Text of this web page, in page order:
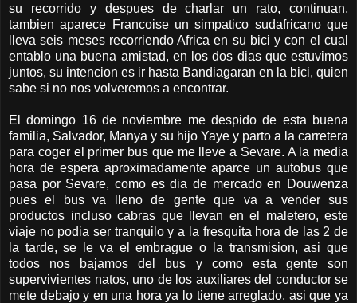
su recorrido y despues de charlar un rato, continuan,
tambien aparece Francoise un simpatico sudafricano que
lleva seis meses recorriendo Africa en su bici y con el cual
entablo una buena amistad, en los dos dias que estuvimos
juntos, su intencion es ir hasta Bandiagaran en la bici, quien
sabe si no nos volveremos a encontrar.
El domingo 16 de noviembre me despido de esta buena
familia, Salvador, Manya y su hijo Yaye y parto a la carretera
para coger el primer bus que me lleve a Sevare. A la media
hora de espera aproximadamente aparce un autobus que
pasa por Sevare, como es dia de mercado en Douwenza
pues el bus va lleno de gente que va a vender sus
productos incluso cabras que llevan en el maletero, este
viaje no podia ser tranquilo y a la fresquita hora de las 2 de
la tarde, se le va el embrague o la transmision, asi que
todos nos bajamos del bus y como esta gente son
supervivientes natos, uno de los auxiliares del conductor se
mete debajo y en una hora ya lo tiene arreglado, asi que ya